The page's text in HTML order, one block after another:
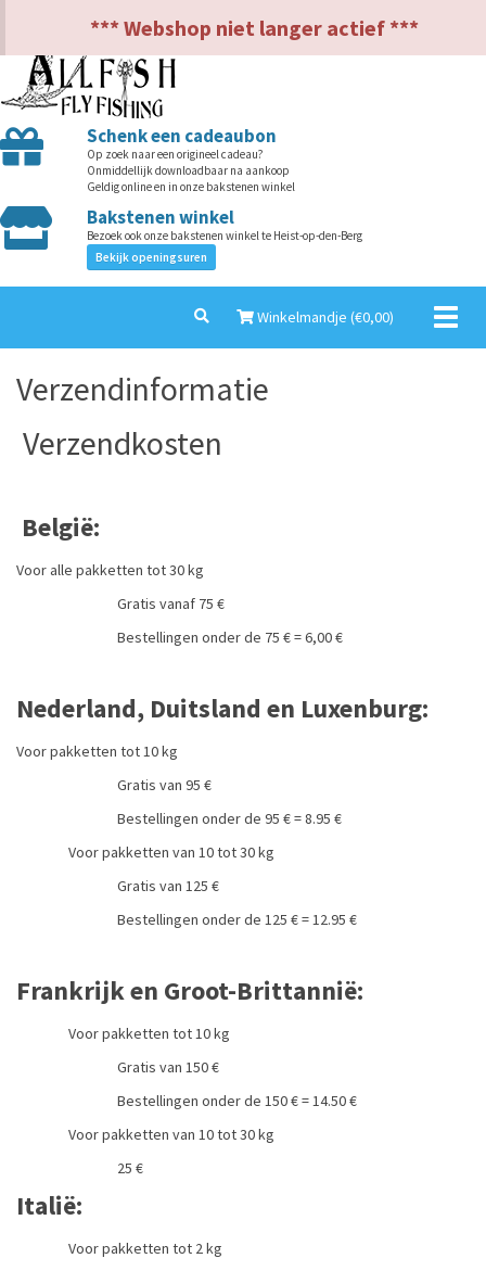
*** Webshop niet langer actief ***
Schenk een cadeaubon
Op zoek naar een origineel cadeau?
Onmiddellijk downloadbaar na aankoop
Geldig online en in onze bakstenen winkel
Bakstenen winkel
Bezoek ook onze bakstenen winkel te Heist-op-den-Berg
Bekijk openingsuren
Winkelmandje (€0,00)
Verzendinformatie
Verzendkosten
België:
Voor alle pakketten tot 30 kg
Gratis vanaf 75 €
Bestellingen onder de 75 € = 6,00 €
Nederland, Duitsland en Luxenburg:
Voor pakketten tot 10 kg
Gratis van 95 €
Bestellingen onder de 95 € = 8.95 €
Voor pakketten van 10 tot 30 kg
Gratis van 125 €
Bestellingen onder de 125 € = 12.95 €
Frankrijk en Groot-Brittannië:
Voor pakketten tot 10 kg
Gratis van 150 €
Bestellingen onder de 150 € = 14.50 €
Voor pakketten van 10 tot 30 kg
25 €
Italië:
Voor pakketten tot 2 kg